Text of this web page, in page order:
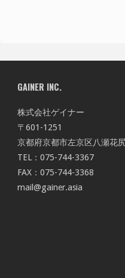
GAINER INC.
株式会社ゲイナー
〒601-1251
京都府京都市左京区八瀬花
TEL：075-744-3367
FAX：075-744-3368
mail@gainer.asia